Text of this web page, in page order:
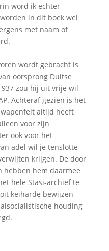
word ik echter
in dit boek wel
met naam of
wordt gebracht is
oorsprong Duitse
zou hij uit vrije wil
Achteraf gezien is het
altijd heeft
voor zijn
ook voor het
adel wil je tenslotte
krijgen. De door
hebben hem daarmee
hele Stasi-archief te
keiharde bewijzen
houding